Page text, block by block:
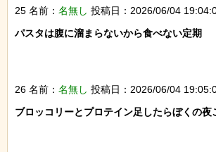
25 名前： 名無し 投稿日：2026/06/04
パスタは腹に溜まらないから食べない定期
26 名前： 名無し 投稿日：2026/06/04
ブロッコリーとプロテイン足したらぼくの夜